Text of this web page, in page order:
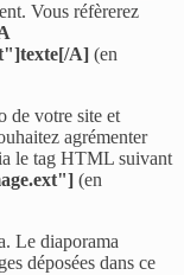
Vous réfèrerez
A] (en
de votre site et
agrémenter
le tag HTML suivant
(en
Le diaporama
déposées dans ce